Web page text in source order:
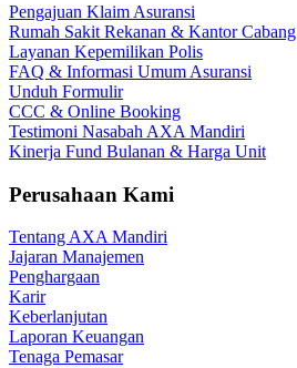
Pengajuan Klaim Asuransi
Rumah Sakit Rekanan & Kantor Cabang
Layanan Kepemilikan Polis
FAQ & Informasi Umum Asuransi
Unduh Formulir
CCC & Online Booking
Testimoni Nasabah AXA Mandiri
Kinerja Fund Bulanan & Harga Unit
Perusahaan Kami
Tentang AXA Mandiri
Jajaran Manajemen
Penghargaan
Karir
Keberlanjutan
Laporan Keuangan
Tenaga Pemasar